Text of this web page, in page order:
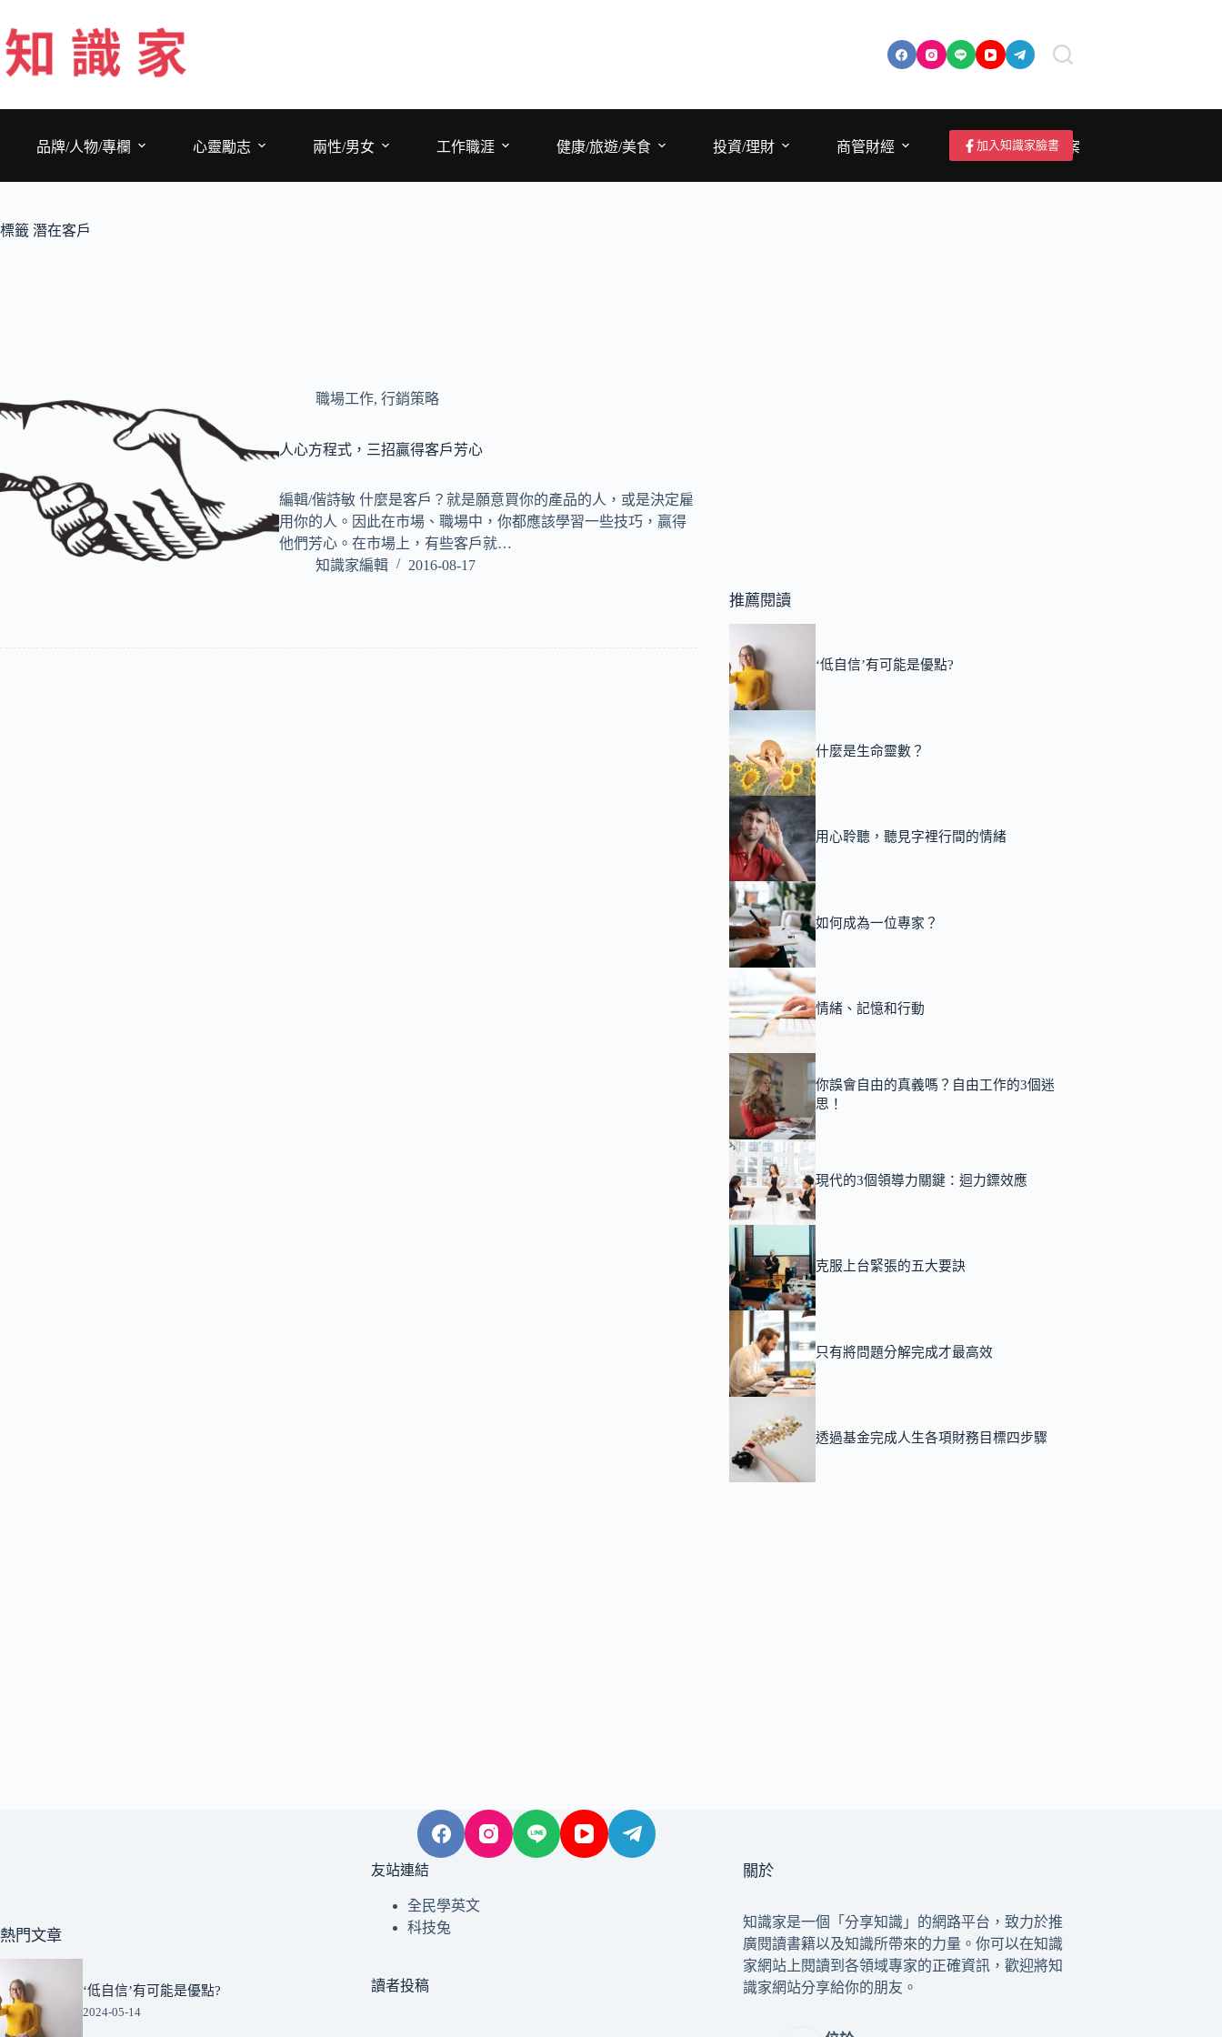
至
主
要
品牌/人物/專欄
心靈勵志 兩性/男女 工作職涯 健康/旅遊/美食 投資/理財 商管財經 成為作者/投稿/提案
加入知識家臉書
標籤 潛在客戶
職場工作, 行銷策略
人心方程式，三招贏得客戶芳心
編輯/偕詩敏 什麼是客戶？就是願意買你的產品的人，或是決定雇
用你的人。因此在市場、職場中，你都應該學習一些技巧，贏得
他們芳心。在市場上，有些客戶就…
知識家編輯
2016-08-17
推薦閱讀
‘低自信’有可能是優點?
什麼是生命靈數？
用心聆聽，聽見字裡行間的情緒
如何成為一位專家？
情緒、記憶和行動
你誤會自由的真義嗎？自由工作的3個迷
思！
現代的3個領導力關鍵：迴力鏢效應
克服上台緊張的五大要訣
只有將問題分解完成才最高效
透過基金完成人生各項財務目標四步驟
熱門文章
‘低自信’有可能是優點?
2024-05-14
友站連結
全民學英文
科技兔
讀者投稿
關於
知識家是一個「分享知識」的網路平台，致力於推
廣閱讀書籍以及知識所帶來的力量。你可以在知識
家網站上閱讀到各領域專家的正確資訊，歡迎將知
識家網站分享給你的朋友。